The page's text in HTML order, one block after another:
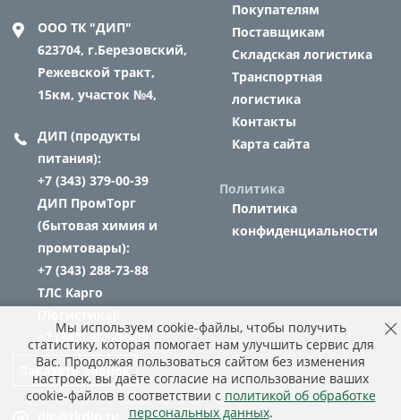
ООО ТК "ДИП"
623704, г.Березовский,
Режевской тракт,
15км, участок №4,
ДИП (продукты
питания):
+7 (343) 379-00-39
ДИП ПромТорг
(бытовая химия и
промтовары):
+7 (343) 288-73-88
ТЛС Карго
+7 (343) 363-04-89
Заказать звонок
Покупателям
Поставщикам
Складская логистика
Транспортная
логистика
Контакты
Карта сайта
Политика
Политика
конфиденциальности
Мы используем cookie-файлы, чтобы получить
статистику, которая помогает нам улучшить сервис для
Вас. Продолжая пользоваться сайтом без изменения
настроек, вы даёте согласие на использование ваших
cookie-файлов в соответствии с политикой об обработке
персональных данных.